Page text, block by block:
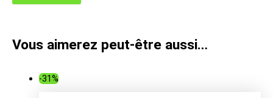
Vous aimerez peut-être aussi…
-31%